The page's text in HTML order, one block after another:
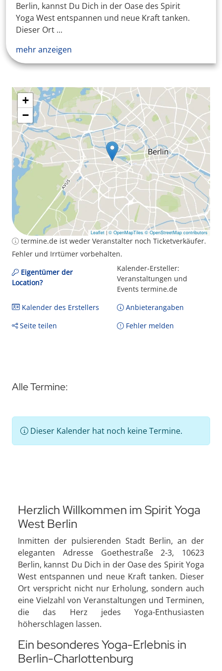
Berlin, kannst Du Dich in der Oase des Spirit
Yoga West entspannen und neue Kraft tanken.
Dieser Ort ...
mehr anzeigen
+
−
Leaflet | © OpenMapTiles © OpenStreetMap contributors
termine.de ist weder Veranstalter noch Ticketverkäufer.
Fehler und Irrtümer vorbehalten.
Eigentümer der
Location?
Kalender-Ersteller:
Veranstaltungen und
Events termine.de
Kalender des Erstellers
Anbieterangaben
Seite teilen
Fehler melden
Alle Termine:
Dieser Kalender hat noch keine Termine.
Herzlich Willkommen im Spirit Yoga
West Berlin
Inmitten der pulsierenden Stadt Berlin, an der
eleganten Adresse Goethestraße 2-3, 10623
Berlin, kannst Du Dich in der Oase des Spirit Yoga
West entspannen und neue Kraft tanken. Dieser
Ort verspricht nicht nur Erholung, sondern auch
eine Vielzahl von Veranstaltungen und Terminen,
die das Herz jedes Yoga-Enthusiasten
höherschlagen lassen.
Ein besonderes Yoga-Erlebnis in
Berlin-Charlottenburg